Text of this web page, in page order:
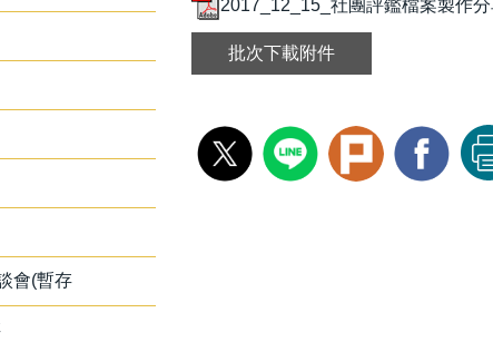
會(暫存
2017_12_15_社團評鑑檔案製作
批次下載附件